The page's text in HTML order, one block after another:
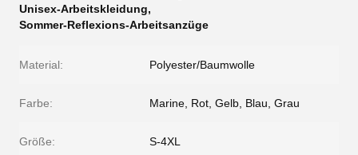
Unisex-Arbeitskleidung,
Sommer-Reflexions-Arbeitsanzüge
Material: Polyester/Baumwolle
Farbe: Marine, Rot, Gelb, Blau, Grau
Größe: S-4XL